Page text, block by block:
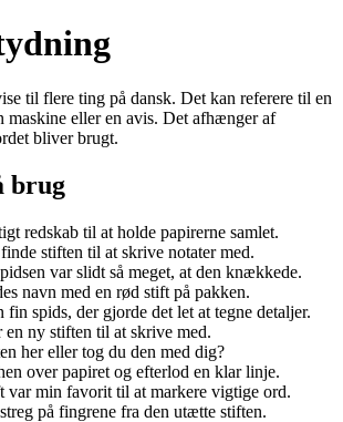
til flere ting på dansk. Det kan referere til en
maskine eller en avis. Det afhænger af
bliver brugt.
brug
redskab til at holde papirerne samlet.
stiften til at skrive notater med.
var slidt så meget, at den knækkede.
navn med en rød stift på pakken.
fin spids, der gjorde det let at tegne detaljer.
en ny stiften til at skrive med.
her eller tog du den med dig?
over papiret og efterlod en klar linje.
var min favorit til at markere vigtige ord.
på fingrene fra den utætte stiften.